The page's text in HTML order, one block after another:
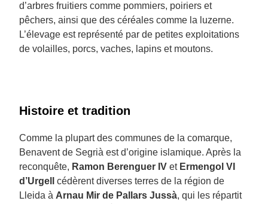
d’arbres fruitiers comme pommiers, poiriers et
pêchers, ainsi que des céréales comme la luzerne.
L’élevage est représenté par de petites exploitations
de volailles, porcs, vaches, lapins et moutons.
Histoire et tradition
Comme la plupart des communes de la comarque,
Benavent de Segrià est d’origine islamique. Après la
reconquête, Ramon Berenguer IV et Ermengol VI
d’Urgell
cédèrent diverses terres de la région de
Lleida à Arnau Mir de Pallars Jussà, qui les répartit